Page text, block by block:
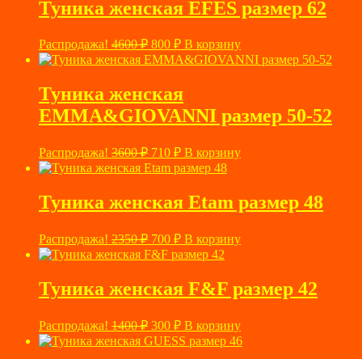
Туника женская EFES размер 62
Распродажа! 4600₽ Первоначальная
цена
800 ₽Текущая
цена:
В корзину
Туника женская
EMMA&GIOVANNI размер 50-52
Распродажа! 3600₽ Первоначальная
цена
составляла
3600 ₽.
710 ₽Текущая
цена:
В корзину
Туника женская Etam размер 48
Распродажа! 2350₽ Первоначальная
цена
составляла
2350 ₽.
700 ₽Текущая
цена:
В корзину
Туника женская F&F размер 42
Распродажа! 1400₽ Первоначальная
цена
составляла
300 ₽Текущая
цена:
В корзину